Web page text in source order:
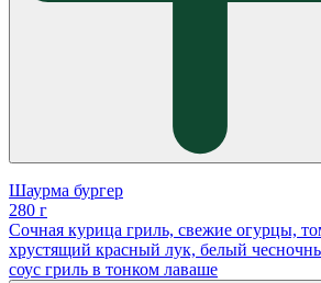
Шаурма бургер
280 г
Сочная курица гриль, свежие огурцы,
хрустящий красный лук, белый
соус гриль в тонком лаваше